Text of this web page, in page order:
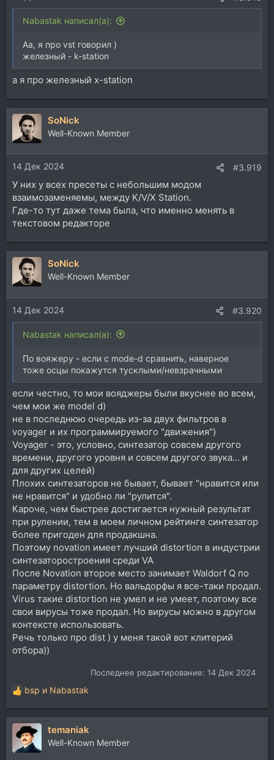
Nabastak написал(а):
Аа, я про vst говорил )
железный - k-station
а я про железный x-station
SoNick
Well-Known Member
14 Дек 2024 #3.919
У них у всех пресеты с небольшим модом
взаимозаменяемы, между K/V/X Station.
Где-то тут даже тема была, что именно менять в
текстовом редакторе
SoNick
Well-Known Member
14 Дек 2024 #3.920
Nabastak написал(а):
По вояжеру - если с mode-d сравнить, наверное
тоже осцы покажутся тусклыми/невзрачными
если честно, то мои вояджеры были вкуснее во всем,
чем мои же model d)
не в последнюю очередь из-за двух фильтров в
voyager и их программируемого "движения")
Voyager - это, условно, синтезатор совсем другого
времени, другого уровня и совсем другого звука... и
для других целей)
Плохих синтезаторов не бывает, бывает "нравится или
не нравится" и удобно ли "рулится".
Кароче, чем быстрее достигается нужный результат
при рулении, тем в моем личном рейтинге синтезатор
более пригоден для продакшна.
Поэтому novation имеет лучший distortion в индустрии
синтезаторостроения среди VA
После Novation второе место занимает Waldorf Q по
параметру distortion. Но вальдорфы я все-таки продал.
Virus такие distortion не умел и не умеет, поэтому все
свои вирусы тоже продал. Но вирусы можно в другом
контексте использовать.
Речь только про dist ) у меня такой вот клитерий
отбора))
Последнее редактирование: 14 Дек 2024
Р
е
а
ц
и
bsp и Nabastak
temaniak
Well-Known Member